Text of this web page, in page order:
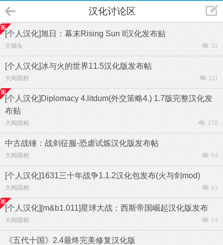
汉化讨论区
[个人汉化]旭日：幕末Rising Sun II汉化发布贴
大猫头 31
[个人汉化]冰与火的世界11.5汉化版发布帖
大闽国相 111
[个人汉化]Diplomacy 4.litdum(外交策略4.) 1.7版完整汉化发
布贴
大闽国相 178
中古战锤：战剑征服-恐虐试炼汉化版发布帖
大闽国相 54
[个人汉化]1631三十年战争1.1.2汉化包发布(火与剑mod)
大闽国相 41
[个人汉化][m&b1.011]星球大战：西斯帝国崛起汉化版发布
大闽国相 14
《五代十国》2.4最终完美修复汉化版